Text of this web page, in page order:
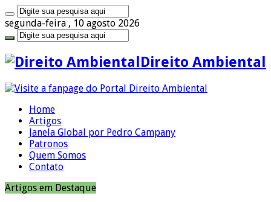
segunda-feira , 10 agosto 2026
Direito Ambiental
Home
Artigos
Janela Global por Pedro Campany
Patronos
Quem Somos
Contato
Artigos em Destaque